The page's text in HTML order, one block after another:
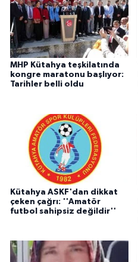
MHP Kütahya teşkilatında
kongre maratonu başlıyor:
Tarihler belli oldu
Kütahya ASKF'dan dikkat
çeken çağrı: ''Amatör
futbol sahipsiz değildir''